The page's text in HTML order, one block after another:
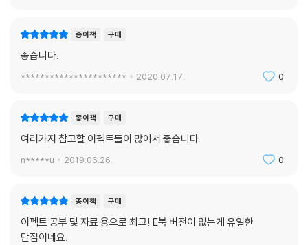
종이책 구매
좋습니다.
********************** 2020.07.17. 0
종이책 구매
여러가지 참고할 이펙트들이 많아서 좋습니다.
n*****u 2019.06.26. 0
종이책 구매
이펙트 공부 및 자료 용으로 최고! E북 버전이 없는게 유일한
단점이네요.